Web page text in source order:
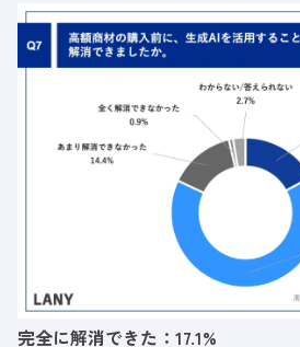
完全に解消できた：17.1%